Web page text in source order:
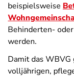
beispielsweise
Behinderten-
werden.
Damit das
volljährigen,